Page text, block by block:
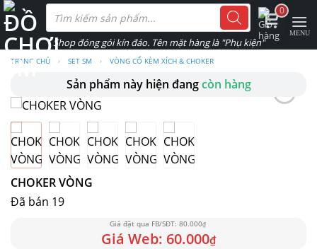
Skip
to
content
Tìm
kiếm
phẩm
TRANG CHỦ › SET SM › VÒNG CỔ KÈM XÍCH & CHOKER
Sản phẩm này hiện đangcòn hàng
CHOKER VÒNG
Đã bán 19
80.000₫
60.000₫
0